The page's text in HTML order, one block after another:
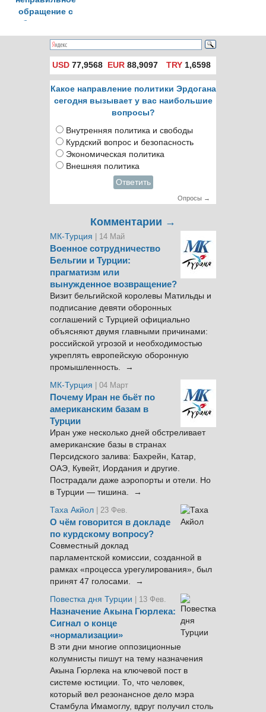
обращение с
бродячими
собаками
USD 77,9568 EUR 88,9097 TRY1,6598
Какое направление политики Эрдогана
сегодня вызывает у вас наибольшие
вопросы?
Внутренняя политика и свободы
Курдский вопрос и безопасность
Экономическая политика
Внешняя политика
Ответить
Опросы →
Комментарии →
МК-Турция | 14 Май
Военное сотрудничество
Бельгии и Турции:
прагматизм или
вынужденное возвращение?
Визит бельгийской королевы Матильды и
подписание девяти оборонных
соглашений с Турцией официально
объясняют двумя главными причинами:
российской угрозой и необходимостью
укреплять европейскую оборонную
промышленность. →
МК-Турция
| 04 Март
Почему Иран не бьёт по
американским базам в
Турции
Иран уже несколько дней обстреливает
американские базы в странах
Персидского залива: Бахрейн, Катар,
ОАЭ, Кувейт, Иордания и другие.
Пострадали даже аэропорты и отели. Но
в Турции — тишина. →
Таха Акйол | 23 Фев.
О чём говорится в докладе
по курдскому вопросу?
Совместный доклад
парламентской комиссии, созданной в
рамках «процесса урегулирования», был
принят 47 голосами. →
Повестка дня Турции
| 13 Фев.
Назначение Акына Гюрлека:
Сигнал о конце
«нормализации»
В эти дни многие оппозиционные
колумнисты пишут на тему назначения
Акына Гюрлека на ключевой пост в
системе юстиции. То, что человек,
который вел резонансное дело мэра
Стамбула Имамоглу, вдруг получил столь